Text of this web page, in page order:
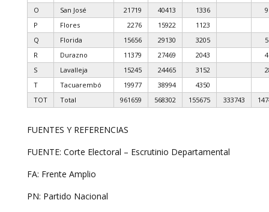
O
San José 21719 40413 1336
P
Flores 2276 15922
1123
Q
Florida 15656 29130 3205
R
Durazno 11379 27469 2043
S
Lavalleja 15245 24465 3152
T
Tacuarembó 19977 38994
4350
TOT
Total 961659 568302 155675 333743
FUENTES Y REFERENCIAS
FUENTE: Corte Electoral – Escrutinio Departamental
FA: Frente Amplio
PN: Partido Nacional